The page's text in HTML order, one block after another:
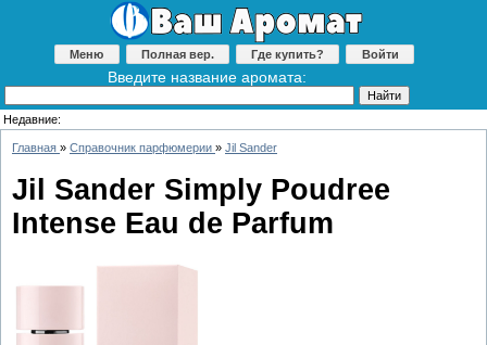
Меню Полная вер. Где купить? Войти
Введите название аромата:
Недавние:
Главная » Справочник парфюмерии » Jil Sander
Jil Sander Simply Poudree
Intense Eau de Parfum